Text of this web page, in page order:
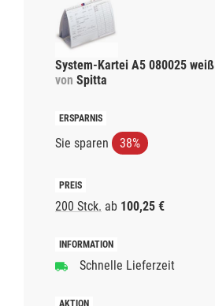
System-Kartei A5 080025 weiß
von Spitta
Sie sparen 38%
200 Stck. ab 100,25 €
Schnelle Lieferzeit